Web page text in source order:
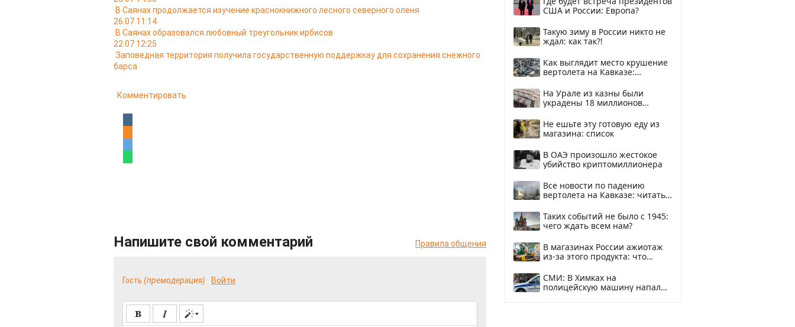
В Саянах продолжается изучение краснокнижного лесного северного оленя
26.07 11:14
В Саянах образовался любовный треугольник ирбисов
22.07 12:25
Заповедная территория получила государственную поддержкау для сохранения снежного
барса
Комментировать
Напишите свой комментарий Правила общения
Гость (премодерация) Войти
США и России: Европа?
Такую зиму в России никто не
ждал: как так?!
Как выглядит место крушение
вертолета на Кавказе:
На Урале из казны были
украдены 18 миллионов
Не ешьте эту готовую еду из
магазина: список
В ОАЭ произошло жестокое
убийство криптомиллионера
Все новости по падению
вертолета на Кавказе: читать
Таких событий не было с 1945:
чего ждать всем нам?
В магазинах России ажиотаж
из-за этого продукта: что
СМИ: В Химках на
полицейскую машину напали